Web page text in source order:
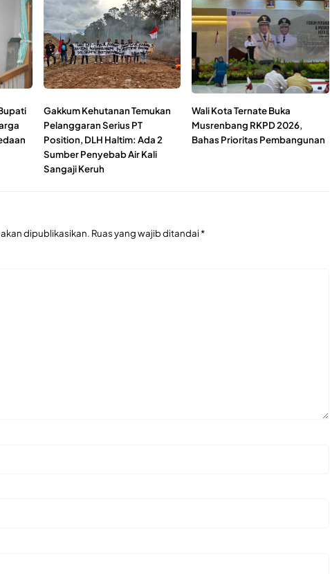
Gakkum Kehutanan Temukan
Pelanggaran Serius PT
Position, DLH Haltim: Ada 2
Sumber Penyebab Air Kali
Sangaji Keruh
Wali Kota Ternate Buka
Musrenbang RKPD 2026,
Bahas Prioritas Pembangunan
dipublikasikan. Ruas yang wajib ditandai*